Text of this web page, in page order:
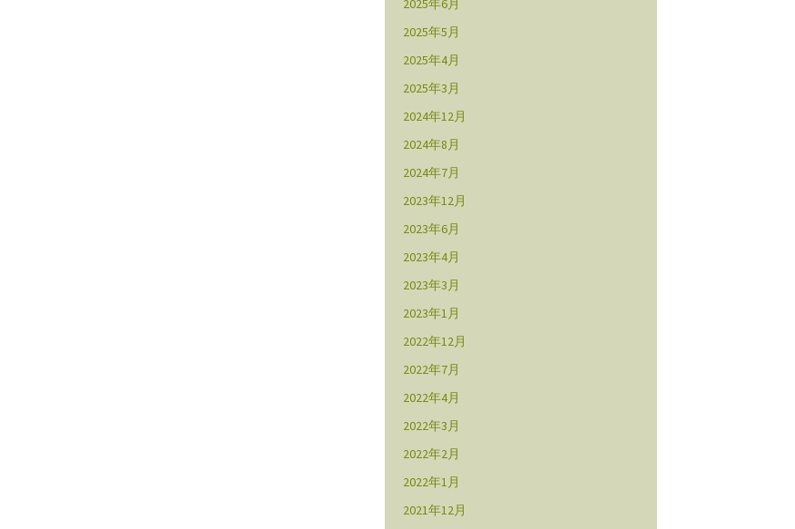
2025年6月
2025年5月
2025年4月
2025年3月
2024年12月
2024年8月
2024年7月
2023年12月
2023年6月
2023年4月
2023年3月
2023年1月
2022年12月
2022年7月
2022年4月
2022年3月
2022年2月
2022年1月
2021年12月